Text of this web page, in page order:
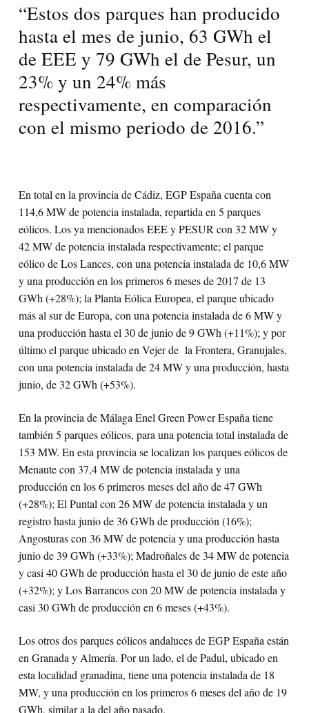
“Estos dos parques han producido
hasta el mes de junio, 63 GWh el
de EEE y 79 GWh el de Pesur, un
23% y un 24% más
respectivamente, en comparación
con el mismo periodo de 2016.”
En total en la provincia de Cádiz, EGP España cuenta con
114,6 MW de potencia instalada, repartida en 5 parques
eólicos. Los ya mencionados EEE y PESUR con 32 MW y
42 MW de potencia instalada respectivamente; el parque
eólico de Los Lances, con una potencia instalada de 10,6 MW
y una producción en los primeros 6 meses de 2017 de 13
GWh (+28%); la Planta Eólica Europea, el parque ubicado
más al sur de Europa, con una potencia instalada de 6 MW y
una producción hasta el 30 de junio de 9 GWh (+11%); y por
último el parque ubicado en Vejer de la Frontera, Granujales,
con una potencia instalada de 24 MW y una producción, hasta
junio, de 32 GWh (+53%).
En la provincia de Málaga Enel Green Power España tiene
también 5 parques eólicos, para una potencia total instalada de
153 MW. En esta provincia se localizan los parques eólicos de
Menaute con 37,4 MW de potencia instalada y una
producción en los 6 primeros meses del año de 47 GWh
(+28%); El Puntal con 26 MW de potencia instalada y un
registro hasta junio de 36 GWh de producción (16%);
Angosturas con 36 MW de potencia y una producción hasta
junio de 39 GWh (+33%); Madroñales de 34 MW de potencia
y casi 40 GWh de producción hasta el 30 de junio de este año
(+32%); y Los Barrancos con 20 MW de potencia instalada y
casi 30 GWh de producción en 6 meses (+43%).
Los otros dos parques eólicos andaluces de EGP España están
en Granada y Almería. Por un lado, el de Padul, ubicado en
esta localidad granadina, tiene una potencia instalada de 18
MW, y una producción en los primeros 6 meses del año de 19
GWh, similar a la del año pasado.